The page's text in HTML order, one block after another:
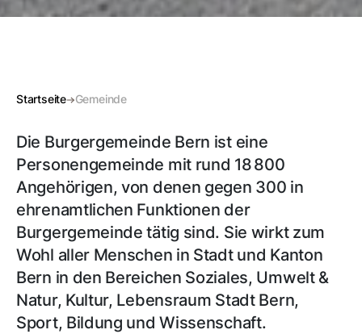
Startseite Gemeinde
Die Burgergemeinde Bern ist eine
Personengemeinde mit rund 18 800
Angehörigen, von denen gegen 300 in
ehrenamtlichen Funktionen der
Burgergemeinde tätig sind. Sie wirkt zum
Wohl aller Menschen in Stadt und Kanton
Bern in den Bereichen Soziales, Umwelt &
Natur, Kultur, Lebensraum Stadt Bern,
Sport, Bildung und Wissenschaft.